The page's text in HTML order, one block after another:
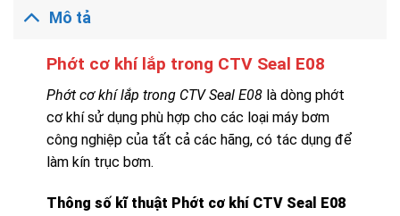
Mô tả
Phớt cơ khí lắp trong CTV Seal E08
Phớt cơ khí lắp trong CTV Seal E08là dòng phớt
cơ khí sử dụng phù hợp cho các loại máy bơm
công nghiệp của tất cả các hãng, có tác dụng để
làm kín trục bơm.
Thông số kĩ thuật Phớt cơ khí CTV Seal E08